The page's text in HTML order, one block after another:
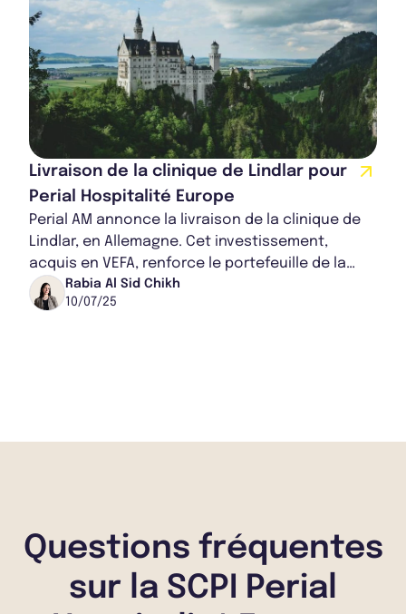
Livraison de la clinique de Lindlar pour
Perial Hospitalité Europe
Perial AM annonce la livraison de la clinique de
Lindlar, en Allemagne. Cet investissement,
acquis en VEFA, renforce le portefeuille de la
SCPI, avec un bail de 25 ans et un loyer...
Rabia Al Sid Chikh
10/07/25
Questions fréquentes
sur la SCPI Perial